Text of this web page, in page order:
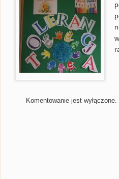
Komentowanie jest wyłączone.